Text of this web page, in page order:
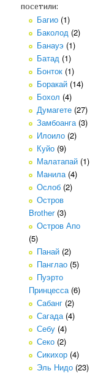
посетили:
Багио (1)
Баколод (2)
Банауэ (1)
Батад (1)
Бонток (1)
Боракай (14)
Бохол (4)
Думагете (27)
Замбоанга(3)
Илоило (2)
Куйо (9)
Малатапай (1)
Манила(4)
Ослоб (2)
Остров
Brother(3)
Остров Апо
(5)
Панай (2)
Панглао (5)
Пуэрто
Принцесса(6)
Сабанг (2)
Сагада(4)
Себу (4)
Секо (2)
Сикихор (4)
Эль Нидо (23)